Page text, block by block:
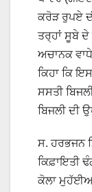
ਕਰੋੜ ਰੁਪਏ
ਤਰ੍ਹਾਂ ਸੂਬੇ ਦੇ
ਅਚਾਨਕ
ਕਿਹਾ ਕਿ
ਸਸਤੀ
ਬਿਜਲੀ ਦੀ
ਸ. ਹਰਭਜਨ
ਕਿਫ਼ਾਇਤੀ
ਕੋਲਾ ਮੁਹੱਈਆ